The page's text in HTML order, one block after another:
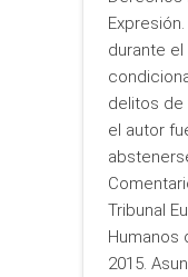
durante
delitos de
el autor
Tribunal
Humanos
2015.